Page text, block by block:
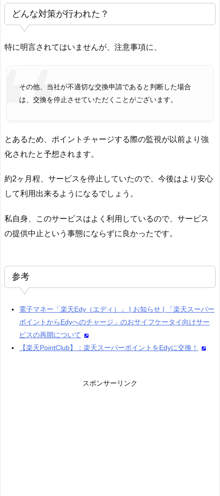
どんな対策が行われた？
特に明言されてはいませんが、注意事項に、
その他、当社が不適切な交換申請であると判断した場合
は、交換を停止させていただくことがございます。
とあるため、ポイントチャージする際の監視が以前より強
化されたと予想されます。
約2ヶ月程、サービスを停止していたので、今後はより安心
して利用出来るようになるでしょう。
私自身、このサービスはよく利用しているので、サービス
の提供中止という事態にならずに良かったです。
参考
電子マネー「楽天Edy（エディ）」 | お知らせ | 「楽天スーパー
ポイントからEdyへのチャージ」のおサイフケータイ向けサー
ビスの再開について
【楽天PointClub】：楽天スーパーポイントをEdyに交換！
スポンサーリンク